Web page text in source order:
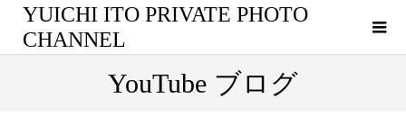
YUICHI ITO PRIVATE PHOTO
CHANNEL
YouTube ブログ